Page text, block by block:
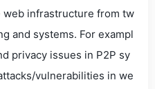
infrastructure from tw
and systems. For exampl
privacy issues in P2P sy
vulnerabilities in we